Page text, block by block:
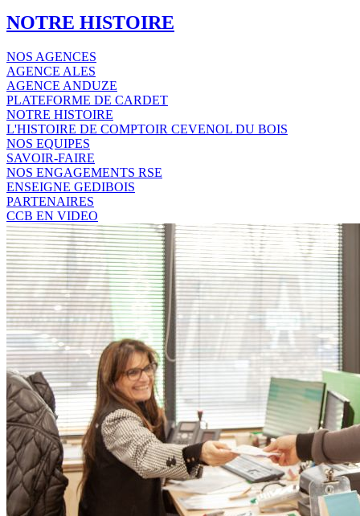
NOTRE HISTOIRE
NOS AGENCES
AGENCE ALES
AGENCE ANDUZE
PLATEFORME DE CARDET
NOTRE HISTOIRE
L'HISTOIRE DE COMPTOIR CEVENOL DU BOIS
NOS EQUIPES
SAVOIR-FAIRE
NOS ENGAGEMENTS RSE
ENSEIGNE GEDIBOIS
PARTENAIRES
CCB EN VIDEO